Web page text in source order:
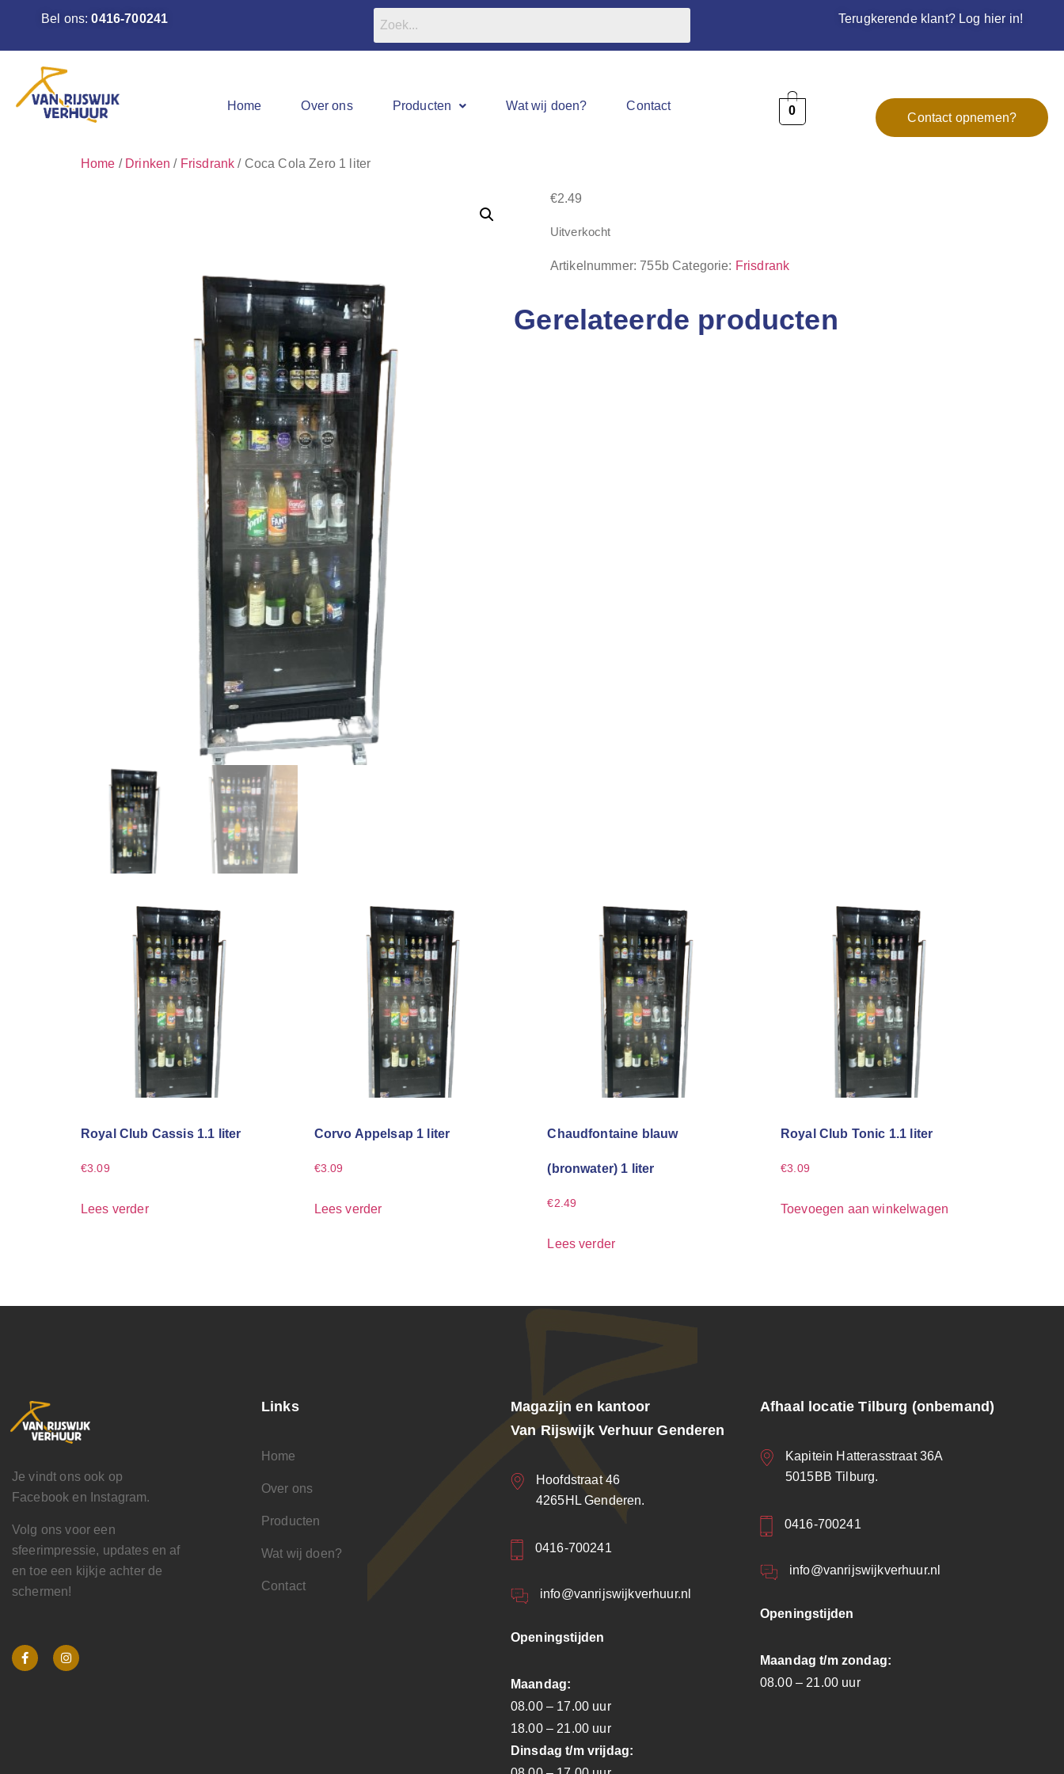
Bel ons:0416-700241 Terugkerende klant? Log hier in!
Home Over ons Producten Wat wij doen? Contact 0
Contact opnemen?
Home / Drinken / Frisdrank / Coca Cola Zero 1 liter
€2.49
Uitverkocht
Artikelnummer:755b Categorie: Frisdrank
Gerelateerde producten
Royal Club Cassis 1.1 liter
€3.09
Lees verder
Corvo Appelsap 1 liter
€3.09
Lees verder
Chaudfontaine blauw
(bronwater) 1 liter
€2.49
Lees verder
Royal Club Tonic 1.1 liter
€3.09
Toevoegen aan winkelwagen
Je vindt ons ook op
Facebook en Instagram.
Volg ons voor een
sfeerimpressie, updates en af
en toe een kijkje achter de
schermen!
Links
Home
Over ons
Producten
Wat wij doen?
Contact
Magazijn en kantoor
Van Rijswijk Verhuur Genderen
Hoofdstraat 46
4265HL Genderen.
0416-700241
info@vanrijswijkverhuur.nl
Openingstijden
Maandag:
08.00 – 17.00 uur
18.00 – 21.00 uur
Dinsdag t/m vrijdag:
Afhaal locatie Tilburg (onbemand)
Kapitein Hatterasstraat 36A
5015BB Tilburg.
0416-700241
info@vanrijswijkverhuur.nl
Openingstijden
Maandag t/m zondag:
08.00 – 21.00 uur